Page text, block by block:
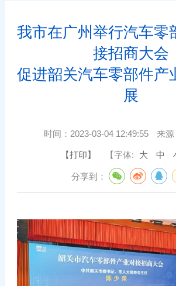
我市在广州举行汽车零
接招商大会
促进韶关汽车零部件产
展
时间： 2023-03-04 12:49:55 来源
【打印】 【字体: 大 中
分享到：